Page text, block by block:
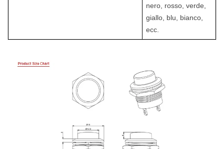
nero, rosso, verde,
giallo, blu, bianco,
ecc.